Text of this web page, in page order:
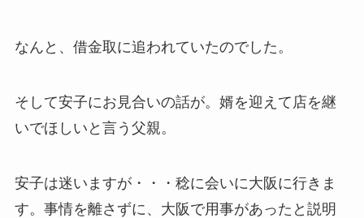
なんと、借金取に追われていたのでした。
そして安子にお見合いの話が。婿を迎えて店を継
いでほしいと言う父親。
安子は迷いますが・・・稔に会いに大阪に行きま
す。事情を離さずに、大阪で用事があったと説明